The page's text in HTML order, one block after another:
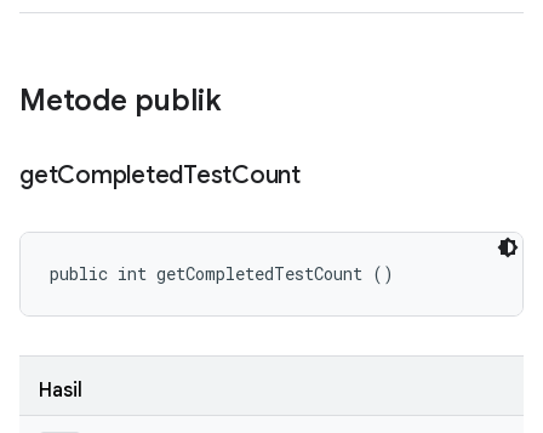
Metode publik
getCompletedTestCount
public int getCompletedTestCount ()
Hasil